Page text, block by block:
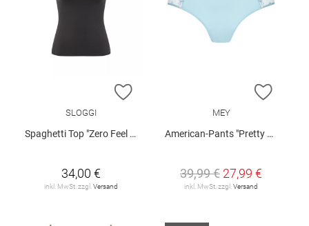
ZUR WUNSCHLISTE HINZUFÜGEN
SLOGGI
Spaghetti Top "Zero Feel 2.0"
34,00 €
inkl. MwSt. zzgl. Versand
ZUR
MEY
American-Pants "Pretty Joan"
39,99 € 27,99 €
inkl. MwSt. zzgl. Versand